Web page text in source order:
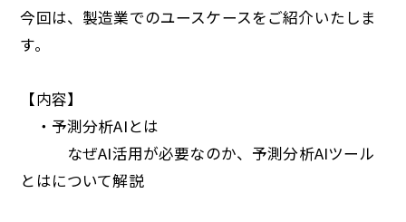
今回は、製造業でのユースケースをご紹介いたしま
す。
【内容】
・予測分析AIとは
なぜAI活用が必要なのか、予測分析AIツール
とはについて解説